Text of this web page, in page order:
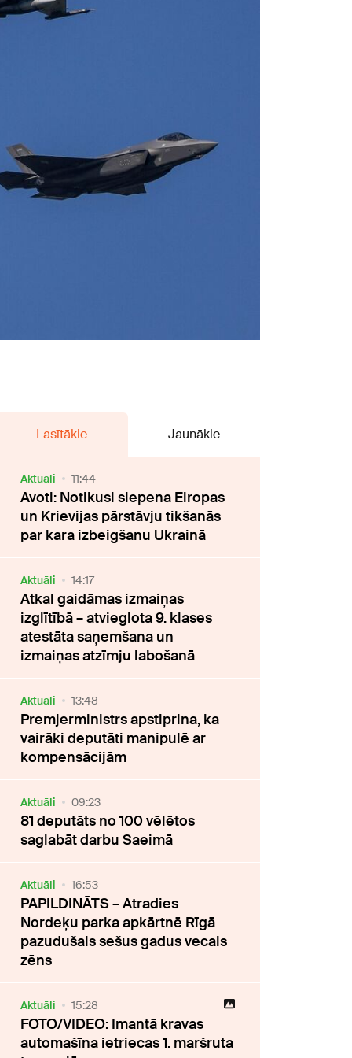
Lasītākie Jaunākie
Aktuāli 11:44
Avoti: Notikusi slepena Eiropas
un Krievijas pārstāvju tikšanās
par kara izbeigšanu Ukrainā
Aktuāli 14:17
Atkal gaidāmas izmaiņas
izglītībā – atvieglota 9. klases
atestāta saņemšana un
izmaiņas atzīmju labošanā
Aktuāli 13:48
Premjerministrs apstiprina, ka
vairāki deputāti manipulē ar
kompensācijām
Aktuāli 09:23
81 deputāts no 100 vēlētos
saglabāt darbu Saeimā
Aktuāli 16:53
PAPILDINĀTS – Atradies
Nordeķu parka apkārtnē Rīgā
pazudušais sešus gadus vecais
zēns
Aktuāli 15:28
FOTO/VIDEO: Imantā kravas
automašīna ietriecas 1. maršruta